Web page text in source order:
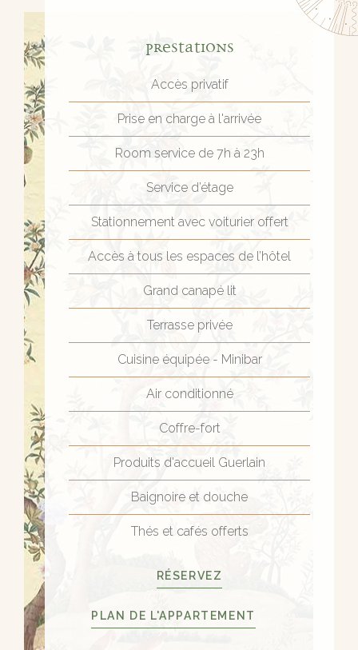
Prestations
Accès privatif
Prise en charge à l'arrivée
Room service de 7h à 23h
Service d’étage
Stationnement avec voiturier offert
Accès à tous les espaces de l’hôtel
Grand canapé lit
Terrasse privée
Cuisine équipée - Minibar
Air conditionné
Coffre-fort
Produits d'accueil Guerlain
Baignoire et douche
Thés et cafés offerts
RÉSERVEZ
PLAN DE L'APPARTEMENT